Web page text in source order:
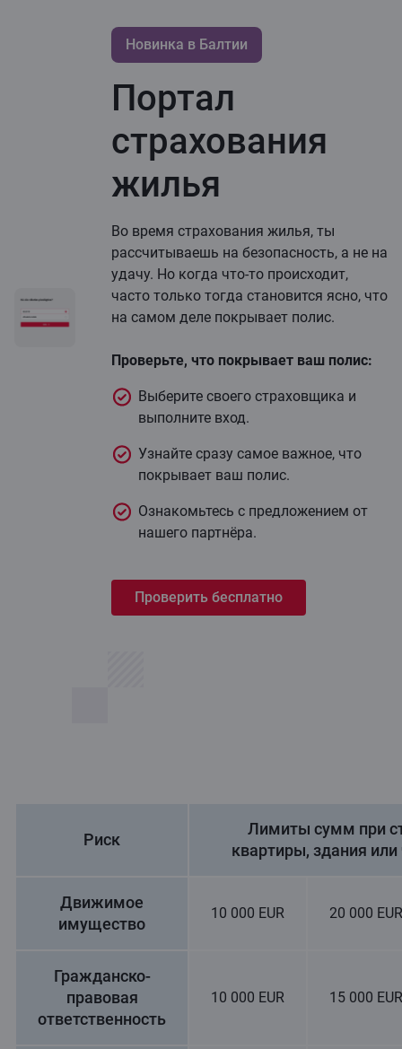
Новинка в Балтии
Портал
страхования
жилья
Bо время страхования жилья, ты
рассчитываешь на безопасность, а не на
удачу. Но когда что-то происходит,
часто только тогда становится ясно, что
на самом деле покрывает полис.
Проверьте, что покрывает ваш полис:
Выберите своего страховщика и
выполните вход.
Узнайте сразу самое важное, что
покрывает ваш полис.
Ознакомьтесь с предложением от
нашего партнёра.
Проверить бесплатно
Риск
Лимиты сумм при
квартиры, здания или
Движимое
имущество
10 000 EUR 20 000 EUR
Гражданско-
правовая
ответственность
10 000 EUR 15 000 EUR